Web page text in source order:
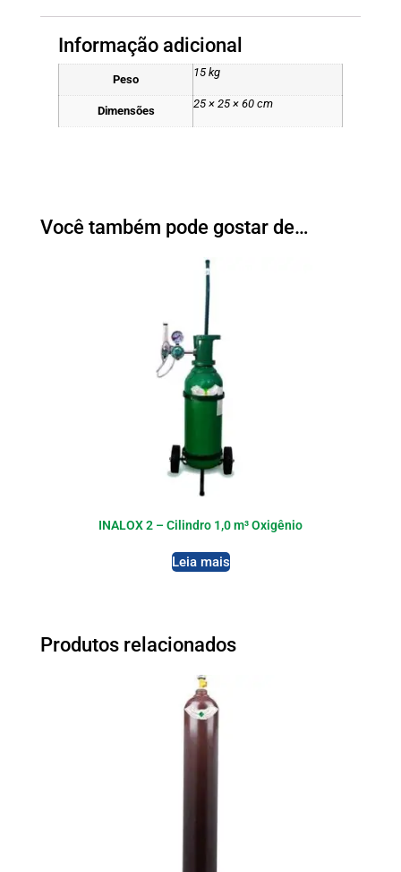
Informação adicional
Peso
15 kg
Dimensões
25 × 25 × 60 cm
Você também pode gostar de…
INALOX 2 – Cilindro 1,0 m³ Oxigênio
Leia mais
Produtos relacionados